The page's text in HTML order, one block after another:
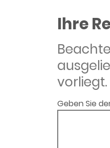
Ihre
vorliegt.
Geben Sie